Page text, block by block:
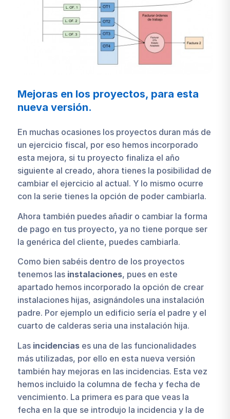
Mejoras en los proyectos, para esta
nueva versión.
En muchas ocasiones los proyectos duran más de
un ejercicio fiscal, por eso hemos incorporado
esta mejora, si tu proyecto finaliza el año
siguiente al creado, ahora tienes la posibilidad de
cambiar el ejercicio al actual. Y lo mismo ocurre
con la serie tienes la opción de poder cambiarla.
Ahora también puedes añadir o cambiar la forma
de pago en tus proyecto, ya no tiene porque ser
la genérica del cliente, puedes cambiarla.
Como bien sabéis dentro de los proyectos
tenemos las instalaciones, pues en este
apartado hemos incorporado la opción de crear
instalaciones hijas, asignándoles una instalación
padre. Por ejemplo un edificio sería el padre y el
cuarto de calderas seria una instalación hija.
Las incidenciases una de las funcionalidades
más utilizadas, por ello en esta nueva versión
también hay mejoras en las incidencias. Esta vez
hemos incluido la columna de fecha y fecha de
vencimiento. La primera es para que veas la
fecha en la que se introdujo la incidencia y la de